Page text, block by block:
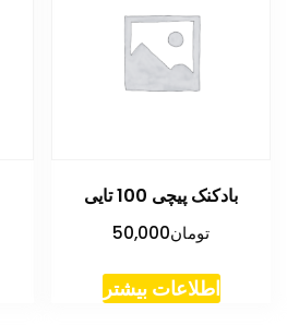
بادکنک پیچی 100 تایی
تومان50,000
اطلاعات بیشتر